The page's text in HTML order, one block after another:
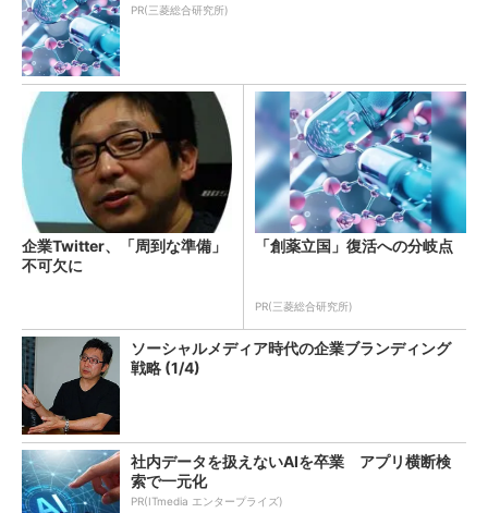
PR(三菱総合研究所)
企業Twitter、「周到な準備」
不可欠に
「創薬立国」復活への分岐点
PR(三菱総合研究所)
ソーシャルメディア時代の企業ブランディング
戦略 (1/4)
社内データを扱えないAIを卒業 アプリ横断検
索で一元化
PR(ITmedia エンタープライズ)